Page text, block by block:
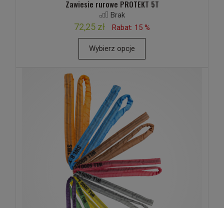
Zawiesie rurowe PROTEKT 5T
Brak
72,25 zł Rabat: 15 %
Wybierz opcje